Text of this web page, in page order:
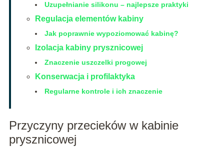
Uzupełnianie silikonu – najlepsze praktyki
Regulacja elementów kabiny
Jak poprawnie wypoziomować kabinę?
Izolacja kabiny prysznicowej
Znaczenie uszczelki progowej
Konserwacja i profilaktyka
Regularne kontrole i ich znaczenie
Przyczyny przecieków w kabinie
prysznicowej